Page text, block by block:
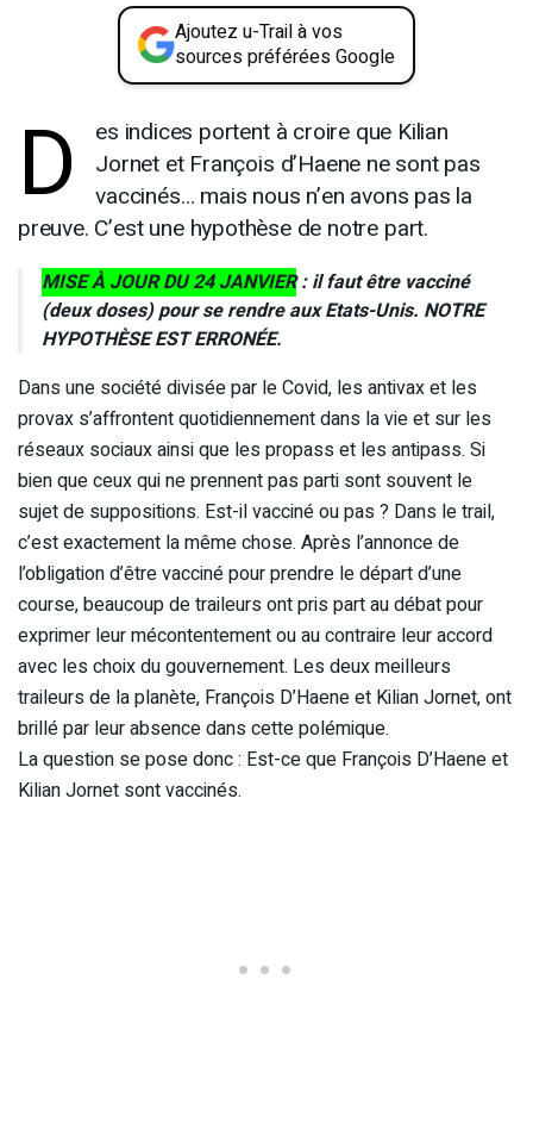
Ajoutez u-Trail à vos
sources préférées Google
D
es indices portent à croire que Kilian
Jornet et François d’Haene ne sont pas
vaccinés… mais nous n’en avons pas la
preuve. C’est une hypothèse de notre part.
MISE À JOUR DU 24 JANVIER: il faut être vacciné
(deux doses) pour se rendre aux Etats-Unis. NOTRE
HYPOTHÈSE EST ERRONÉE.
Dans une société divisée par le Covid, les antivax et les
provax s’affrontent quotidiennement dans la vie et sur les
réseaux sociaux ainsi que les propass et les antipass. Si
bien que ceux qui ne prennent pas parti sont souvent le
sujet de suppositions. Est-il vacciné ou pas ? Dans le trail,
c’est exactement la même chose. Après l’annonce de
l’obligation d’être vacciné pour prendre le départ d’une
course, beaucoup de traileurs ont pris part au débat pour
exprimer leur mécontentement ou au contraire leur accord
avec les choix du gouvernement. Les deux meilleurs
traileurs de la planète, François D’Haene et Kilian Jornet, ont
brillé par leur absence dans cette polémique.
La question se pose donc : Est-ce que François D’Haene et
Kilian Jornet sont vaccinés.